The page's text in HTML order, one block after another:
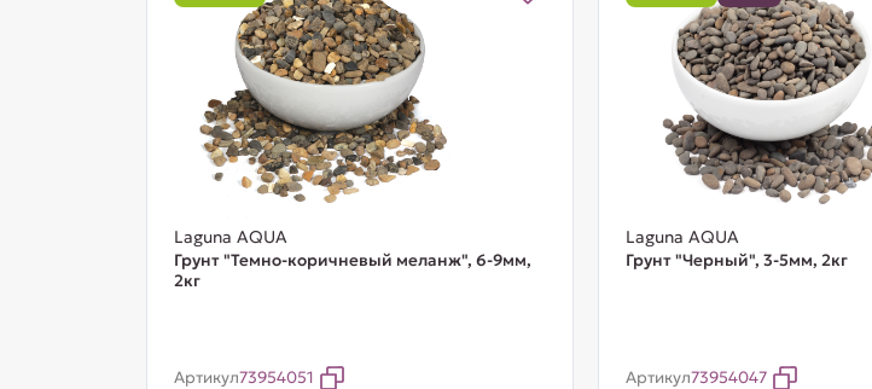
Laguna AQUA
Грунт "Темно-коричневый меланж", 6-9мм,
2кг
Артикул73954051
Laguna AQUA
Грунт "Черный", 3-5мм, 2кг
Артикул73954047